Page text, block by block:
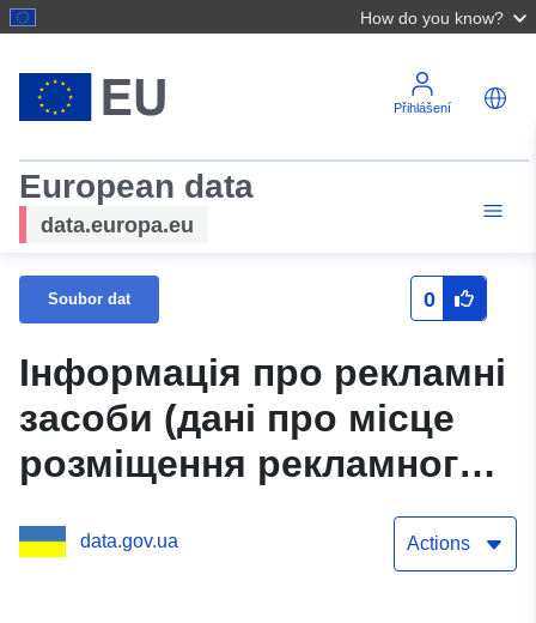
How do you know?
Přihlášení
European data
data.europa.eu
Soubor dat 0
Інформація про рекламні
засоби (дані про місце
розміщення рекламного
розміри, найменування
data.gov.ua Actions